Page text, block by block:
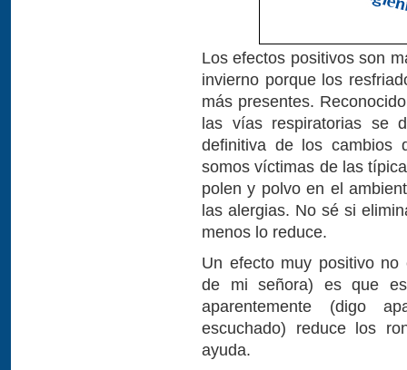
Los efectos positivos son
invierno porque los
más presentes.
las vías respiratorias se
definitiva de los cambios
somos víctimas de las
polen y polvo en el
las alergias. No sé si
menos lo reduce.
Un efecto muy positivo no
de mi señora) es que
aparentemente (digo
escuchado) reduce los
ayuda.